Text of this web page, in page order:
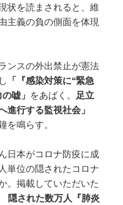
状を読まされると、維
主義の負の側面を体現
ンスの外出禁止が憲法
「『感染対策に“緊急
嘘」 をあばく。 足立
進行する監視社会」
を鳴らす。
日本がコロナ防疫に成
単位の隠されたコロナ
。掲載していただいた
隠された数万人『肺炎